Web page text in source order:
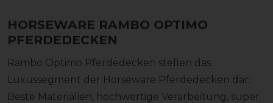
HORSEWARE RAMBO OPTIMO
PFERDEDECKEN
Rambo Optimo Pferdedecken stellen das
Luxussegment der Horseware Pferdedecken dar:
Beste Materialien, hochwertige Verarbeitung, super